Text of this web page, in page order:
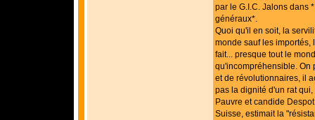
par le G.I.C. Jalons dans
généraux*.
Quoi qu'il en soit, la
monde sauf les importés,
fait... presque tout le
qu'incompréhensible. On
et de révolutionnaires, il
pas la dignité d'un rat
Pauvre et candide
Suisse, estimait la